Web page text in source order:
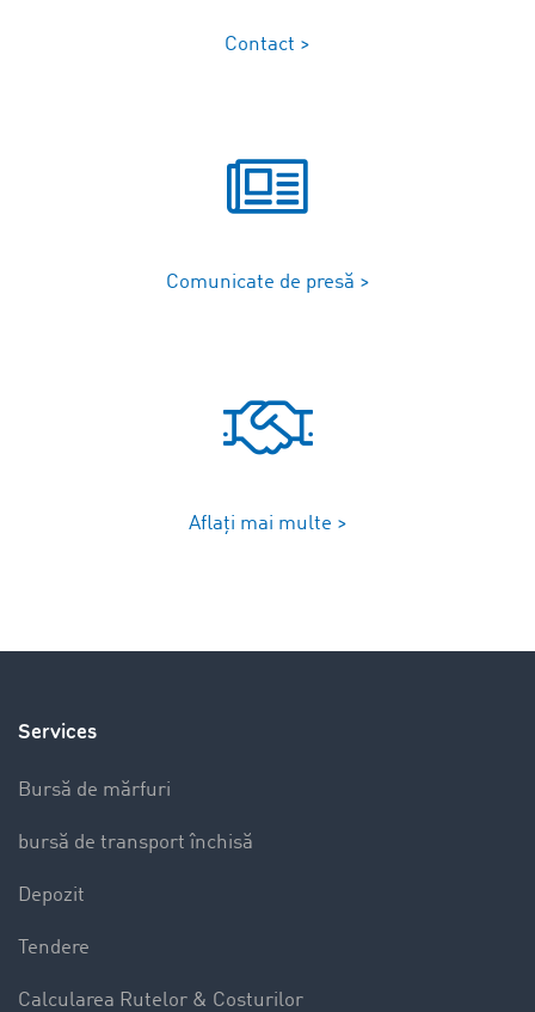
Contact >
Comunicate de presă >
Aflați mai multe >
Services
Bursă de mărfuri
bursă de transport închisă
Depozit
Tendere
Calcularea Rutelor & Costurilor